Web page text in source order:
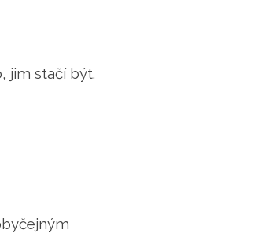
jim stačí být.